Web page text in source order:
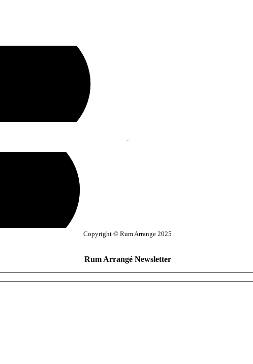
Copyright © Rum Arrange 2025
Rum Arrangé Newsletter